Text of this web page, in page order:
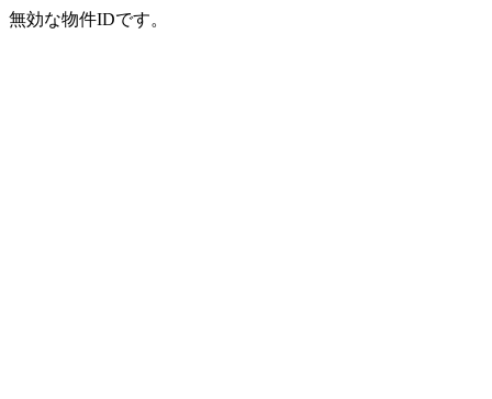
無効な物件IDです。